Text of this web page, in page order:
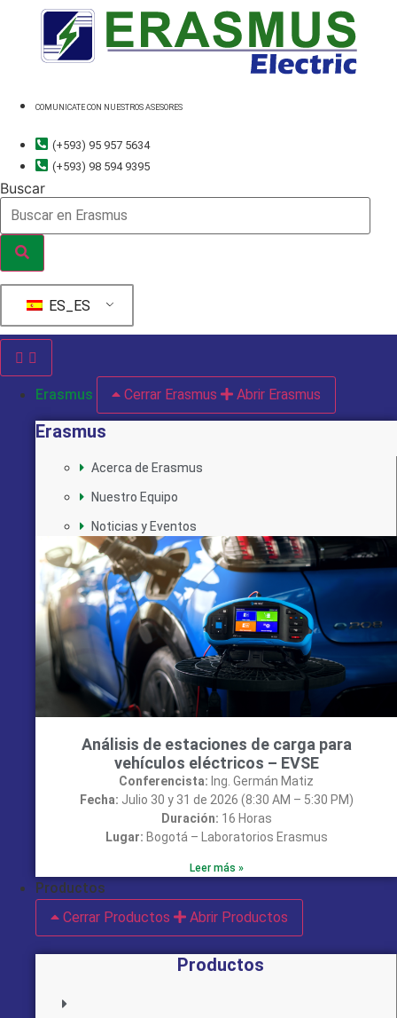
contenido
COMUNICATE CON NUESTROS ASESORES
(+593) 95 957 5634
(+593) 98 594 9395
Buscar
ES_ES
Erasmus Cerrar Erasmus Abrir Erasmus
Erasmus
Acerca de Erasmus
Nuestro Equipo
Noticias y Eventos
Análisis de estaciones de carga para
vehículos eléctricos – EVSE
Conferencista: Ing. Germán Matiz
Fecha: Julio 30 y 31 de 2026 (8:30 AM – 5:30 PM)
Duración: 16 Horas
Lugar: Bogotá – Laboratorios Erasmus
Leer más »
Productos
Cerrar Productos
Abrir Productos
Productos